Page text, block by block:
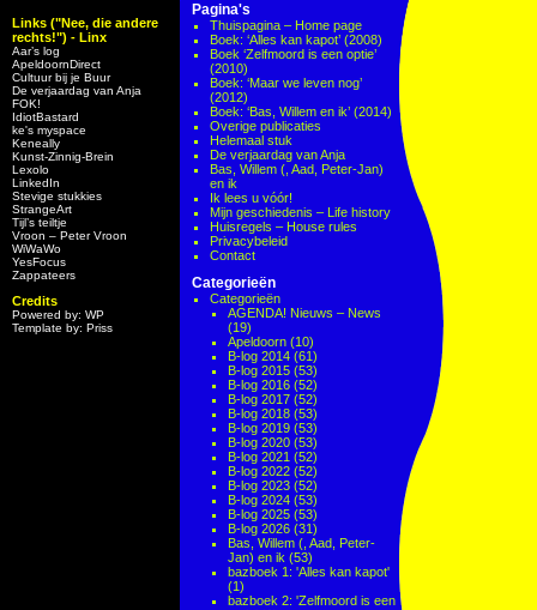
Links ("Nee, die andere
rechts!") - Linx
Aar’s log
ApeldoornDirect
Cultuur bij je Buur
De verjaardag van Anja
FOK!
IdiotBastard
ke's myspace
Keneally
Kunst-Zinnig-Brein
Lexolo
LinkedIn
Stevige stukkies
StrangeArt
Tijl’s teiltje
Vroon – Peter Vroon
WiWaWo
YesFocus
Zappateers
Credits
Powered by: WP
Template by: Priss
Pagina's
Thuispagina – Home page
Boek: ‘Alles kan kapot’ (2008)
Boek ‘Zelfmoord is een optie’
(2010)
Boek: ‘Maar we leven nog’
(2012)
Boek: ‘Bas, Willem en ik’ (2014)
Overige publicaties
Helemaal stuk
De verjaardag van Anja
Bas, Willem (, Aad, Peter-Jan)
en ik
Ik lees u vóór!
Mijn geschiedenis – Life history
Huisregels – House rules
Privacybeleid
Contact
Categorieën
Categorieën
AGENDA! Nieuws – News
(19)
Apeldoorn (10)
B-log 2014 (61)
B-log 2015 (53)
B-log 2016 (52)
B-log 2017 (52)
B-log 2018 (53)
B-log 2019 (53)
B-log 2020 (53)
B-log 2021 (52)
B-log 2022 (52)
B-log 2023 (52)
B-log 2024 (53)
B-log 2025 (53)
B-log 2026 (31)
Bas, Willem (, Aad, Peter-
Jan) en ik (53)
bazboek 1: 'Alles kan kapot'
(1)
bazboek 2: 'Zelfmoord is een